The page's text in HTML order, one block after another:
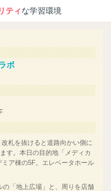
ティな学習環境
ボ
札を抜けると道路向かい側に
す。本日の目的地「メディカ
ア棟の5F。エレベータホール
の「地上広場」と、周りを店舗